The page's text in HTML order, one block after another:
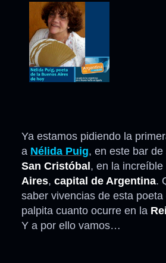
Ya estamos pidiendo la
a Nélida Puig, en este bar
San Cristóbal, en la increíble
Aires, capital de Argentina.
saber vivencias de esta
palpita cuanto ocurre en la
Y a por ello vamos…